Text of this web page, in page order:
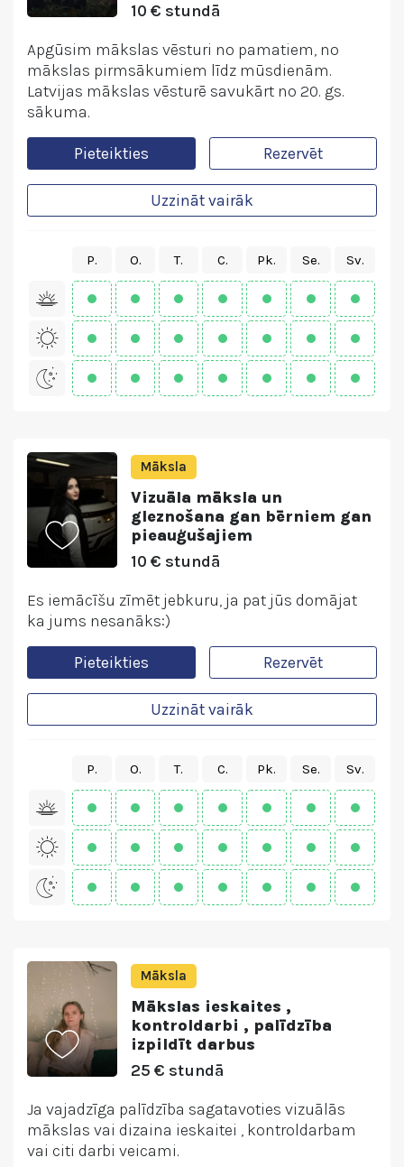
10 € stundā
Apgūsim mākslas vēsturi no pamatiem, no
mākslas pirmsākumiem līdz mūsdienām.
Latvijas mākslas vēsturē savukārt no 20. gs.
sākuma.
Pieteikties Rezervēt
Uzzināt vairāk
P. O. T. C. Pk. Se. Sv.
Māksla
Vizuāla māksla un
gleznošana gan bērniem gan
pieauģušajiem
10 € stundā
Es iemācīšu zīmēt jebkuru, ja pat jūs domājat
ka jums nesanāks:)
Pieteikties Rezervēt
Uzzināt vairāk
P. O. T. C. Pk. Se. Sv.
Māksla
Mākslas ieskaites ,
kontroldarbi , palīdzība
izpildīt darbus
25 € stundā
Ja vajadzīga palīdzība sagatavoties vizuālās
mākslas vai dizaina ieskaitei , kontroldarbam
vai citi darbi veicami.